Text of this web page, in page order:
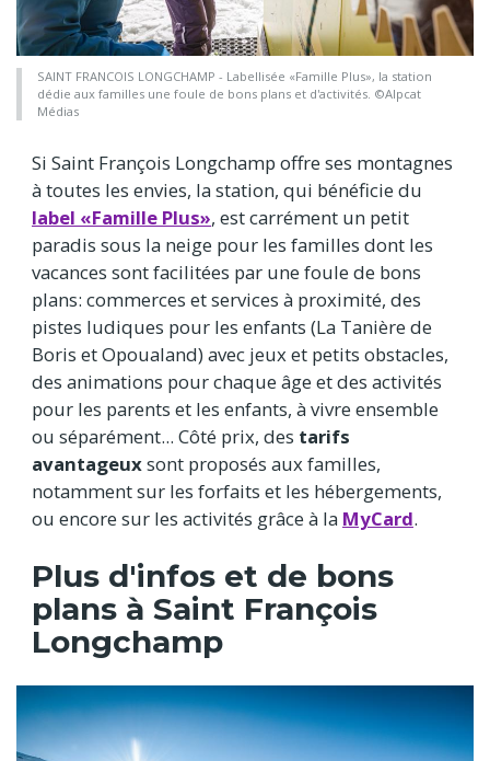
SAINT FRANCOIS LONGCHAMP - Labellisée «Famille Plus», la station
dédie aux familles une foule de bons plans et d'activités. ©Alpcat
Médias
Si Saint François Longchamp offre ses montagnes
à toutes les envies, la station, qui bénéficie du
label «Famille Plus», est carrément un petit
paradis sous la neige pour les familles dont les
vacances sont facilitées par une foule de bons
plans: commerces et services à proximité, des
pistes ludiques pour les enfants (La Tanière de
Boris et Opoualand) avec jeux et petits obstacles,
des animations pour chaque âge et des activités
pour les parents et les enfants, à vivre ensemble
ou séparément... Côté prix, des tarifs
avantageuxsont proposés aux familles,
notamment sur les forfaits et les hébergements,
ou encore sur les activités grâce à la MyCard.
Plus d'infos et de bons
plans à Saint François
Longchamp